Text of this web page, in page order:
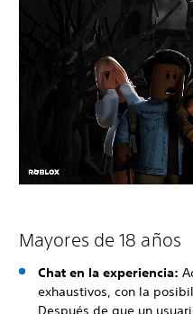
Mayores de 18 años
Chat en la experiencia:
exhaustivos, con la
Después de que un